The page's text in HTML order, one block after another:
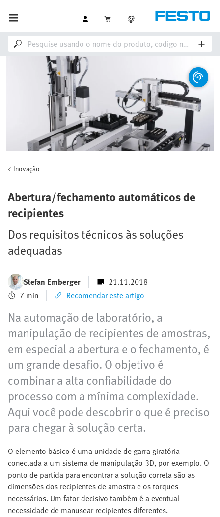
Inovação
Abertura/fechamento automáticos de
recipientes
Dos requisitos técnicos às soluções
adequadas
Stefan Emberger
21.11.2018
7 min
Recomendar este artigo
Na automação de laboratório, a
manipulação de recipientes de amostras,
em especial a abertura e o fechamento, é
um grande desafio. O objetivo é
combinar a alta confiabilidade do
processo com a mínima complexidade.
Aqui você pode descobrir o que é preciso
para chegar à solução certa.
O elemento básico é uma unidade de garra giratória
conectada a um sistema de manipulação 3D, por exemplo. O
ponto de partida para encontrar a solução correta são as
dimensões dos recipientes de amostra e os torques
necessários. Um fator decisivo também é a eventual
necessidade de manusear recipientes diferentes.